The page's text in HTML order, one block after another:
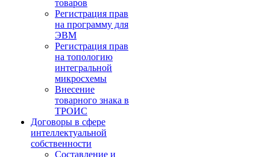
товаров
Регистрация прав
на программу для
ЭВМ
Регистрация прав
на топологию
интегральной
микросхемы
Внесение
товарного знака в
ТРОИС
Договоры в сфере
интеллектуальной
собственности
Составление и